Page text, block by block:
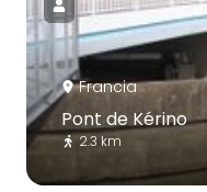
Francia
Pont de Kérino
2.3 km